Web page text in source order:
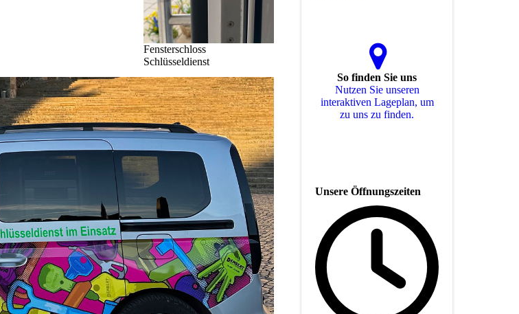
Fensterschloss
Schlüsseldienst
So finden Sie uns
Nutzen Sie unseren
interaktiven La­ge­plan, um
zu uns zu finden.
Unsere Öffnungszeiten